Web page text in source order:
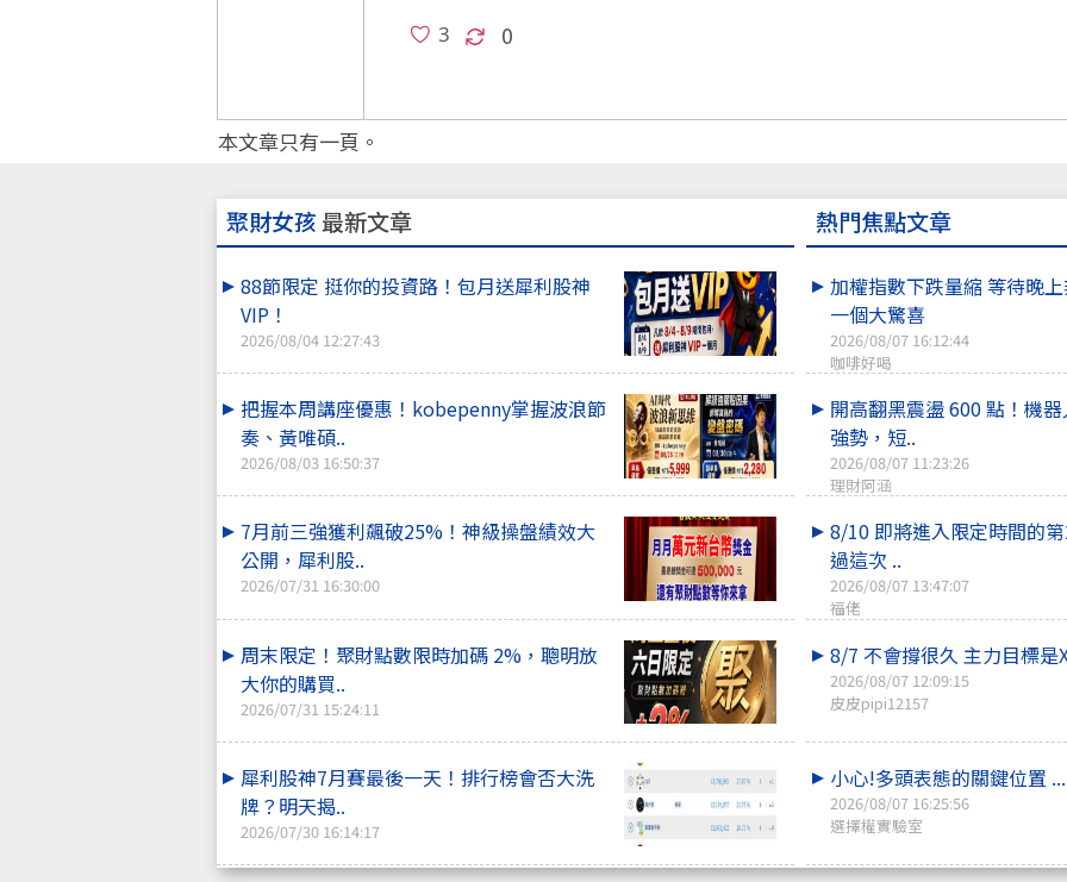
0
本文章只有一頁。
聚財女孩最新文章
88節限定 挺你的投資路！包月送犀利股神
VIP！
2026/08/04 12:27:43
把握本周講座優惠！kobepenny掌握波浪節
奏、黃唯碩..
2026/08/03 16:50:37
7月前三強獲利飆破25%！神級操盤績效大
公開，犀利股..
2026/07/31 16:30:00
周末限定！聚財點數限時加碼 2%，聰明放
大你的購買..
2026/07/31 15:24:11
犀利股神7月賽最後一天！排行榜會否大洗
牌？明天揭..
2026/07/30 16:14:17
熱門焦點文章
加權指數下跌量縮 等待晚
一個大驚喜
2026/08/07 16:12:44
咖啡好喝
開高翻黑震盪 600 點！機
強勢，短..
2026/08/07 11:23:26
理財阿涵
8/10 即將進入限定時間的
過這次 ..
2026/08/07 13:47:07
福佬
8/7 不會撐很久 主力目標是
2026/08/07 12:09:15
皮皮pipi12157
小心!多頭表態的關鍵位置
2026/08/07 16:25:56
選擇權實驗室